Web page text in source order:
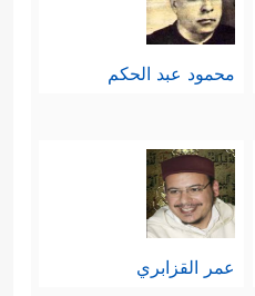
محمود عبد الحكم
عمر القزابري